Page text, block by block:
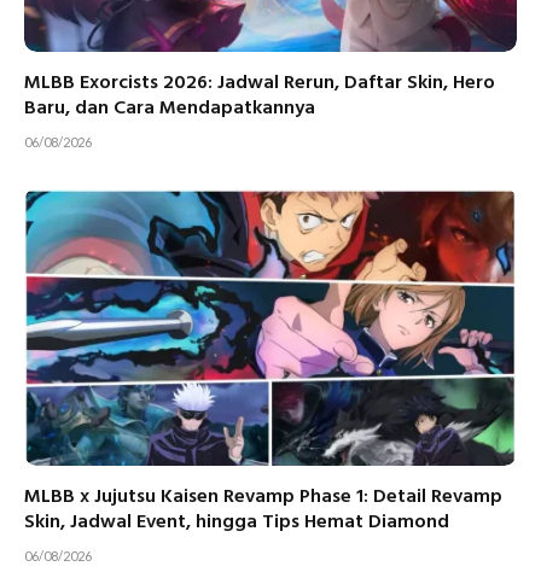
MLBB Exorcists 2026: Jadwal Rerun, Daftar Skin, Hero
Baru, dan Cara Mendapatkannya
06/08/2026
MLBB x Jujutsu Kaisen Revamp Phase 1: Detail Revamp
Skin, Jadwal Event, hingga Tips Hemat Diamond
06/08/2026